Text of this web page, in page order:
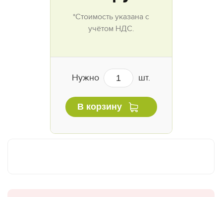
*Стоимость указана с
учётом НДС.
Нужно шт.
В корзину